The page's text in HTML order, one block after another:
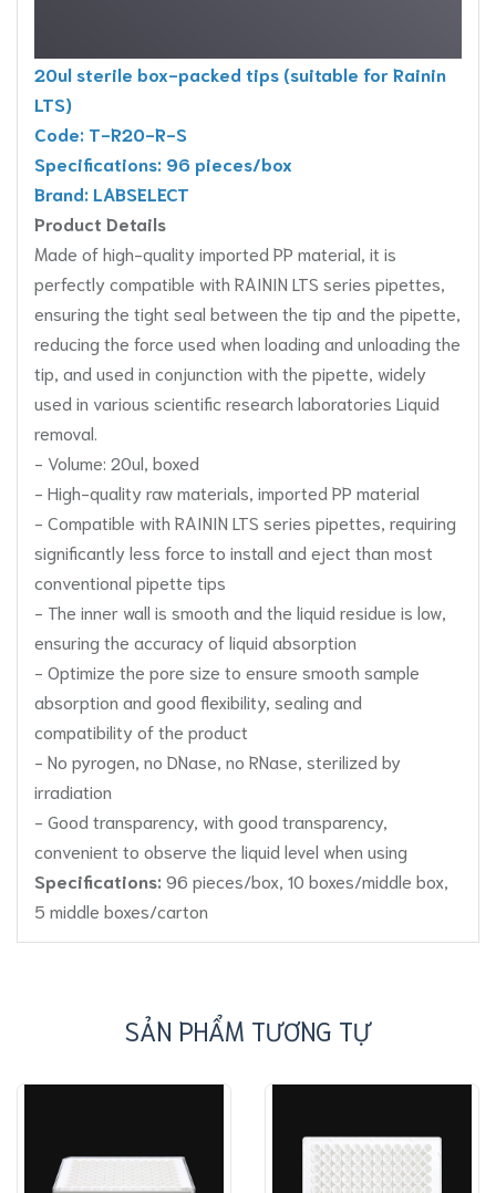
20ul sterile box-packed tips (suitable for Rainin
LTS)
Code: T-R20-R-S
Specifications: 96 pieces/box
Brand: LABSELECT
Product Details
Made of high-quality imported PP material, it is
perfectly compatible with RAININ LTS series pipettes,
ensuring the tight seal between the tip and the pipette,
reducing the force used when loading and unloading the
tip, and used in conjunction with the pipette, widely
used in various scientific research laboratories Liquid
removal.
- Volume: 20ul, boxed
- High-quality raw materials, imported PP material
- Compatible with RAININ LTS series pipettes, requiring
significantly less force to install and eject than most
conventional pipette tips
- The inner wall is smooth and the liquid residue is low,
ensuring the accuracy of liquid absorption
- Optimize the pore size to ensure smooth sample
absorption and good flexibility, sealing and
compatibility of the product
- No pyrogen, no DNase, no RNase, sterilized by
irradiation
- Good transparency, with good transparency,
convenient to observe the liquid level when using
Specifications: 96 pieces/box, 10 boxes/middle box,
5 middle boxes/carton
SẢN PHẨM TƯƠNG TỰ